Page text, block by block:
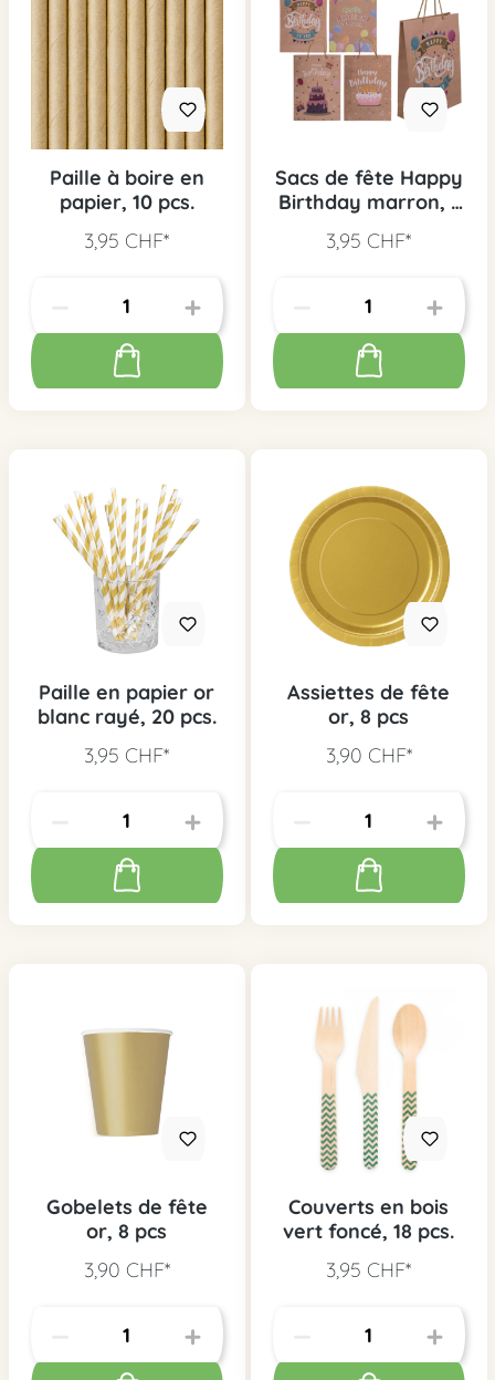
Paille à boire en
papier, 10 pcs.
3,95 CHF*
Sacs de fête Happy
Birthday marron, 1
3,95 CHF*
Paille en papier or
blanc rayé, 20 pcs.
3,95 CHF*
Assiettes de fête
or, 8 pcs
3,90 CHF*
Gobelets de fête
or, 8 pcs
3,90 CHF*
Couverts en bois
vert foncé, 18 pcs.
3,95 CHF*